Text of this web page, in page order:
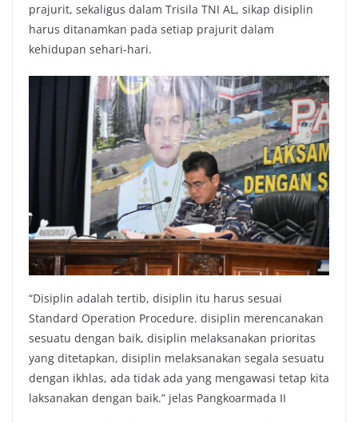
prajurit, sekaligus dalam Trisila TNI AL, sikap disiplin
harus ditanamkan pada setiap prajurit dalam
kehidupan sehari-hari.
“Disiplin adalah tertib, disiplin itu harus sesuai
Standard Operation Procedure. disiplin merencanakan
sesuatu dengan baik, disiplin melaksanakan prioritas
yang ditetapkan, disiplin melaksanakan segala sesuatu
dengan ikhlas, ada tidak ada yang mengawasi tetap kita
laksanakan dengan baik.” jelas Pangkoarmada II